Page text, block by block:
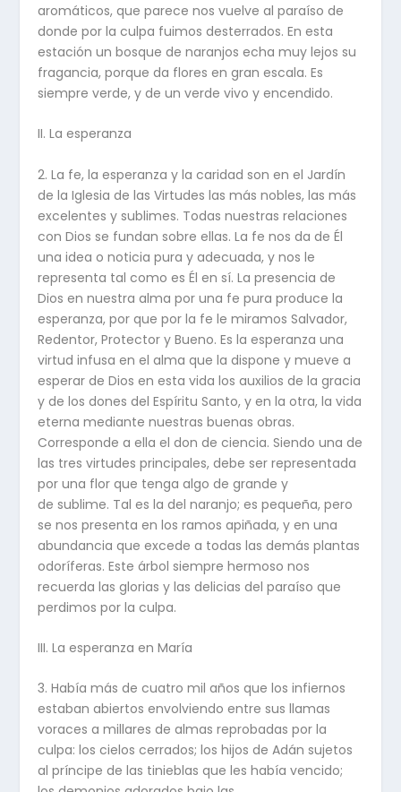
aromáticos, que parece nos vuelve al paraíso de
donde por la culpa fuimos desterrados. En esta
estación un bosque de naranjos echa muy lejos su
fragancia, porque da flores en gran escala. Es
siempre verde, y de un verde vivo y encendido.
II. La esperanza
2. La fe, la esperanza y la caridad son en el Jardín
de la Iglesia de las Virtudes las más nobles, las más
excelentes y sublimes. Todas nuestras relaciones
con Dios se fundan sobre ellas. La fe nos da de Él
una idea o noticia pura y adecuada, y nos le
representa tal como es Él en sí. La presencia de
Dios en nuestra alma por una fe pura produce la
esperanza, por que por la fe le miramos Salvador,
Redentor, Protector y Bueno. Es la esperanza una
virtud infusa en el alma que la dispone y mueve a
esperar de Dios en esta vida los auxilios de la gracia
y de los dones del Espíritu Santo, y en la otra, la vida
eterna mediante nuestras buenas obras.
Corresponde a ella el don de ciencia. Siendo una de
las tres virtudes principales, debe ser representada
por una flor que tenga algo de grande y
de sublime. Tal es la del naranjo; es pequeña, pero
se nos presenta en los ramos apiñada, y en una
abundancia que excede a todas las demás plantas
odoríferas. Este árbol siempre hermoso nos
recuerda las glorias y las delicias del paraíso que
perdimos por la culpa.
III. La esperanza en María
3. Había más de cuatro mil años que los infiernos
estaban abiertos envolviendo entre sus llamas
voraces a millares de almas reprobadas por la
culpa: los cielos cerrados; los hijos de Adán sujetos
al príncipe de las tinieblas que les había vencido;